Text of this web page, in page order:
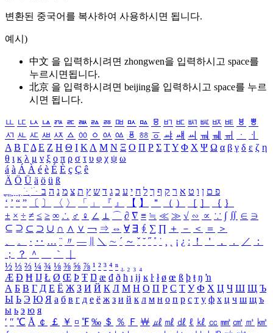
변환된 중국어를 복사하여 사용하시면 됩니다.
예시)
中文 을 입력하시려면 zhongwen을 입력하시고 space를
누르시면됩니다.
北京 을 입력하시려면 beijing을 입력하시고 space를 누르
시면 됩니다.
ㅥ ㅦ ㅧ ㅨ ㅩ ㅪ ㅫ ㅬ ㅭ ㅮ ㅯ ㅰ ㅱ ㅲ ㅳ ㅴ ㅵ ㅶ ㅷ ㅸ
ㅹ
ㅺ ㅻ ㅼ ㅽ ㅾ ㅿ ㆀ ㆁ ㆂ ㆃ ㆄ ㆅ ㆆ ㆇ ㆈ ㆉ ㆊ ㆋ ㆌ ㆍ
ㆎ
Α Β ΓΔ Ε Ζ Η Θ Ι ΚΛ Μ Ν Ξ Ο Π Ρ Σ ΤΥ Φ Χ Ψ Ω α β γ δ ε ζ η
θ ι κ λ μ ν ξ ο π ρ σ τ υ φ χ ψ ω
á à Á À é è É È ç Ç ê
Ä Ö Ü ä ö ü ß
ִֶֹ ֻּ ׁׂ פ ם ן ו ט א ר ק ף ך ל ח י ע כ ג ד ש ץ ת צ מ נ ה ב
‘ ’ “ ” 〔 〕 〈 〉 「 」 『 』 【 】 ＂ （ ） ［ ］ ｛ ｝
± × ÷ ≠ ≤ ≥ ∞ ∴ ♂ ♀ ∠ ⊥ ⌒ ∂ ∇ ≡ ≒ ≪ ≫ √ ∽ ∝ ∵ ∫ ∬ ∈ ∋
⊆ ⊇ ⊂ ⊃ ∪ ∩ ∧ ∨ ￢ ⇒ ⇔ ∀ ∃ ∮ ∑ ∏ ＋ － ＜ ＝
＞
、
。 · ‥ … ¨ 〃 ― ＼ ∼ ´ ～ ˇ ˘ ˝ ˚ ˙ ¸ ¡ ¿ ː ！ ＇ ， ． ／
：
；
？ ＾ ｀
½ ⅓ ⅔ ¼ ¾ ⅛ ⅜ ⅝ ⅞ ¹ ² ³ ⁴ ⁿ ₁ ₂ ₃ ₄
Æ Ð Ħ Ĳ Ł Ø Œ Þ Ŧ Ŋ æ đ ð ħ ı ĳ ĸ ŀ ł ø œ ß þ ŧ ŋ ŉ
А Б В Г Д Е Ё Ж З И Й К Л М Н О П Р С Т У Ф Х Ц Ч Ш Щ Ъ
Ы Ь Э Ю Я а б в г д е ё ж з и й к л м н о п р с т у ф х ц ч ш щ ъ
ы ь э ю я
′ ″ ℃ Å ￠ ￡ ￥ ¤ ℉ ‰ ＄ ％ Ｆ ￦ ㎕ ㎖ ㎗ ℓ ㎘ ㏄ ㎣ ㎤ ㎥ ㎦